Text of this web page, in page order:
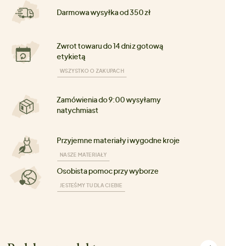
Darmowa wysyłka od 350 zł
Zwrot towaru do 14 dni z gotową
etykietą
WSZYSTKO O ZAKUPACH
Zamówienia do 9:00 wysyłamy
natychmiast
Przyjemne materiały i wygodne kroje
NASZE MATERIAŁY
Osobista pomoc przy wyborze
JESTEŚMY TU DLA CIEBIE